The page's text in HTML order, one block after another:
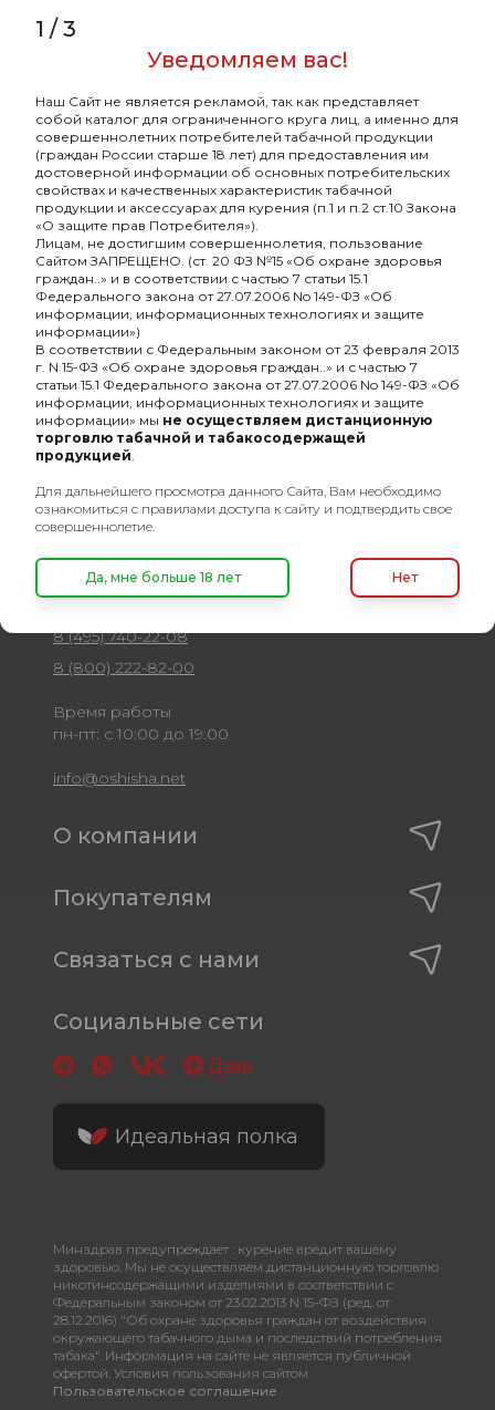
(PH) (Indian Blue)
Alpha Hookah
Страна-изготовитель-РОССИЯ
Материал-глина
Покрытие чашки-с глазурью
Тип чашки-турка
Форма чашки-классическая
Разборный-Нет
безнал-Нет
Оптовый портал
товаров для кальяна
8 (495) 740-22-08
8 (800) 222-82-00
Время работы
пн-пт: с 10:00 до 19:00
info@oshisha.net
О компании
Покупателям
Связаться с нами
Социальные сети
Идеальная полка
Минздрав предупреждает : курение вредит вашему
здоровью. Мы не осуществляем дистанционную торговлю
никотинсодержащими изделиями в соответствии с
Федеральным законом от 23.02.2013 N 15-ФЗ (ред. от
28.12.2016) "Об охране здоровья граждан от воздействия
окружающего табачного дыма и последствий потребления
табака". Информация на сайте не является публичной
офертой. Условия пользования сайтом
Пользовательское соглашение
1 /3
Уведомляем вас!
Наш Сайт не является рекламой, так как представляет
собой каталог для ограниченного круга лиц, а именно для
совершеннолетних потребителей табачной продукции
(граждан России старше 18 лет) для предоставления им
достоверной информации об основных потребительских
свойствах и качественных характеристик табачной
продукции и аксессуарах для курения (п.1 и п.2 ст.10 Закона
«О защите прав Потребителя»).
Лицам, не достигшим совершеннолетия, пользование
Сайтом ЗАПРЕЩЕНО. (ст. 20 ФЗ №15 «Об охране здоровья
граждан..» и в соответствии с частью 7 статьи 15.1
Федерального закона от 27.07.2006 No 149-ФЗ «Об
информации, информационных технологиях и защите
информации»)
В соответствии с Федеральным законом от 23 февраля 2013
г. N 15-ФЗ «Об охране здоровья граждан..» и с частью 7
статьи 15.1 Федерального закона от 27.07.2006 No 149-ФЗ «Об
информации, информационных технологиях и защите
информации» мы не осуществляем дистанционную
торговлю табачной и табакосодержащей
продукцией
Для дальнейшего просмотра данного Сайта, Вам необходимо
ознакомиться с правилами доступа к сайту и подтвердить свое
совершеннолетие.
Да, мне больше 18 лет Нет